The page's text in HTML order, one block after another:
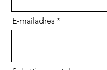
E-mailadres